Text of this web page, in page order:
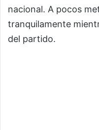
nacional. A pocos
tranquilamente
del partido.